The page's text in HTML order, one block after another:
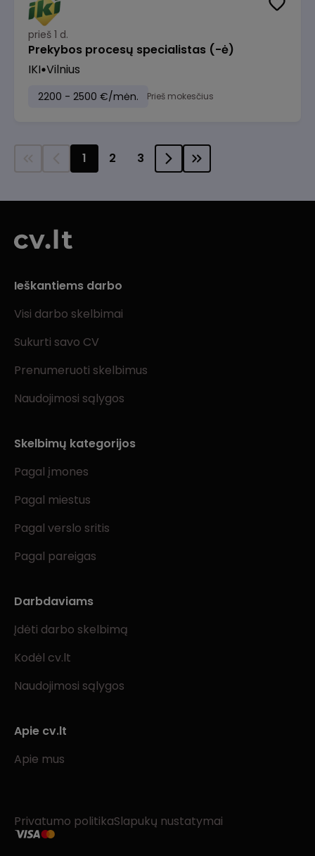
prieš 1 d.
Prekybos procesų specialistas (-ė)
IKI Vilnius
2200 - 2500 €/mėn. Prieš mokesčius
1 2 3
Ieškantiems darbo
Visi darbo skelbimai
Sukurti savo CV
Prenumeruoti skelbimus
Naudojimosi sąlygos
Skelbimų kategorijos
Pagal įmones
Pagal miestus
Pagal verslo sritis
Pagal pareigas
Darbdaviams
Įdėti darbo skelbimą
Kodėl cv.lt
Naudojimosi sąlygos
Apie cv.lt
Apie mus
Privatumo politikaSlapukų nustatymai